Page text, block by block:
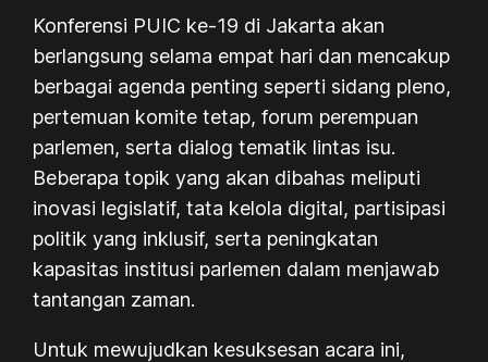
Konferensi PUIC ke-19 di Jakarta akan
berlangsung selama empat hari dan mencakup
berbagai agenda penting seperti sidang pleno,
pertemuan komite tetap, forum perempuan
parlemen, serta dialog tematik lintas isu.
Beberapa topik yang akan dibahas meliputi
inovasi legislatif, tata kelola digital, partisipasi
politik yang inklusif, serta peningkatan
kapasitas institusi parlemen dalam menjawab
tantangan zaman.
Untuk mewujudkan kesuksesan acara ini,